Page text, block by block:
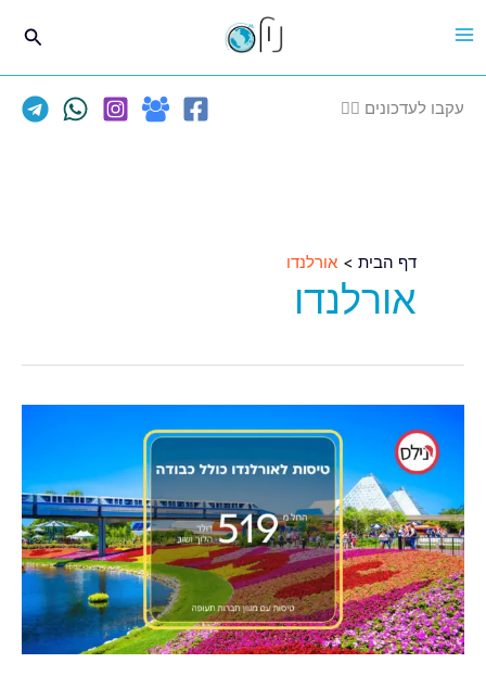
לתוכן
עקבו לעדכונים 👈🏽
דף הבית אורלנדו
אורלנדו
נוחות
לאורלנדו
החל
מ-519
דולר
במגוון
חודשים
כולל
כבודה